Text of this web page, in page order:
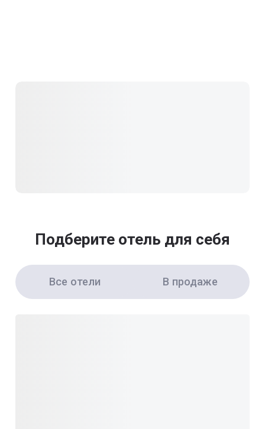
Подберите отель для себя
Все отели В продаже